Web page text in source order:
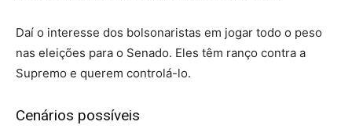
Daí o interesse dos bolsonaristas em jogar todo o peso
nas eleições para o Senado. Eles têm ranço contra a
Supremo e querem controlá-lo.
Cenários possíveis